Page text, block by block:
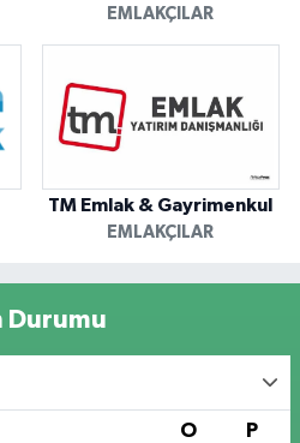
EMLAKÇILAR
TM Emlak & Gayrimenkul
EMLAKÇILAR
Durumu
O P